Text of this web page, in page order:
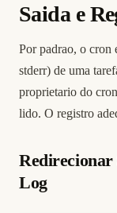
Saida e
Por padrao, o cron
stderr) de uma
proprietario do
lido. O registro
Log